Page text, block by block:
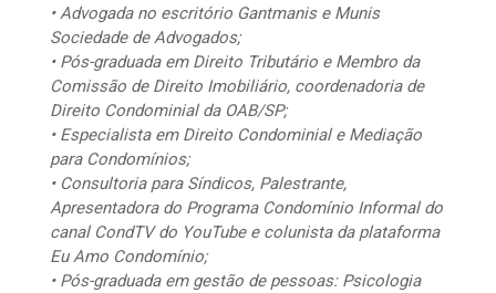
• Advogada no escritório Gantmanis e Munis
Sociedade de Advogados;
• Pós-graduada em Direito Tributário e Membro da
Comissão de Direito Imobiliário, coordenadoria de
Direito Condominial da OAB/SP;
• Especialista em Direito Condominial e Mediação
para Condomínios;
• Consultoria para Síndicos, Palestrante,
Apresentadora do Programa Condomínio Informal do
canal CondTV do YouTube e colunista da plataforma
Eu Amo Condomínio;
• Pós-graduada em gestão de pessoas: Psicologia